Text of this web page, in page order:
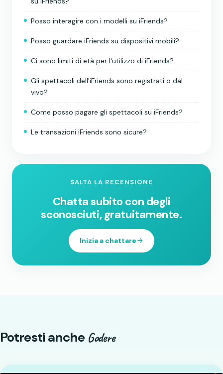
Posso interagire con i modelli su iFriends?
Posso guardare iFriends su dispositivi mobili?
Ci sono limiti di età per l'utilizzo di iFriends?
Gli spettacoli dell'iFriends sono registrati o dal
vivo?
Come posso pagare gli spettacoli su iFriends?
Le transazioni iFriends sono sicure?
SALTA LA RECENSIONE
Chatta subito con degli
sconosciuti, gratuitamente.
Inizia a chattare
Potresti anche Godere